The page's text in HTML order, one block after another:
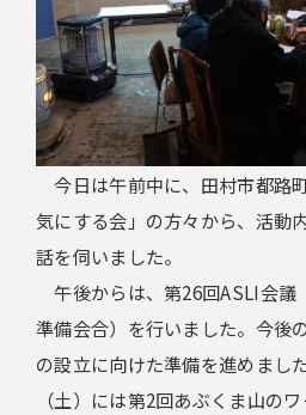
今日は午前中に、田村市都路
気にする会」の方々から、活動
話を伺いました。
午後からは、第26回ASLI会
準備会合）を行いました。今後
の設立に向けた準備を進めまし
（土）には第2回あぶくま山の